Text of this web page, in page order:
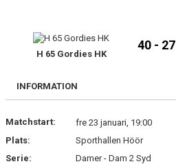
BILDGALLERI
DOKUMENT
MATCHER
H 65 Gordies HK
40 - 27
INFORMATION
Matchstart:
fre 23 januari, 19:00
Plats:
Sporthallen Höör
Serie:
Damer - Dam 2 Syd